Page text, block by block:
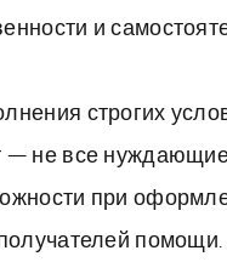
и
строгих
не все
при
помощи.